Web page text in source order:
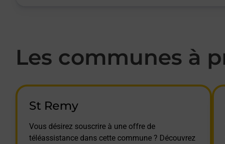
Les communes à
St Remy
Vous désirez souscrire à une offre de
téléassistance dans cette commune ? Découvrez